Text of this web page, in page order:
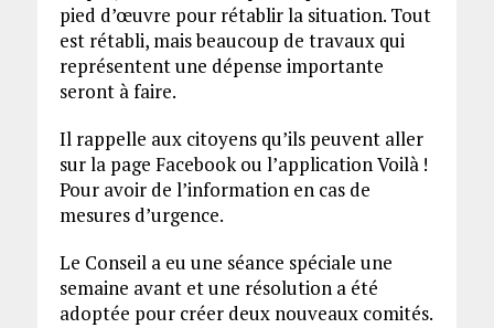
pied d’œuvre pour rétablir la situation. Tout
est rétabli, mais beaucoup de travaux qui
représentent une dépense importante
seront à faire.
Il rappelle aux citoyens qu’ils peuvent aller
sur la page Facebook ou l’application Voilà !
Pour avoir de l’information en cas de
mesures d’urgence.
Le Conseil a eu une séance spéciale une
semaine avant et une résolution a été
adoptée pour créer deux nouveaux comités.